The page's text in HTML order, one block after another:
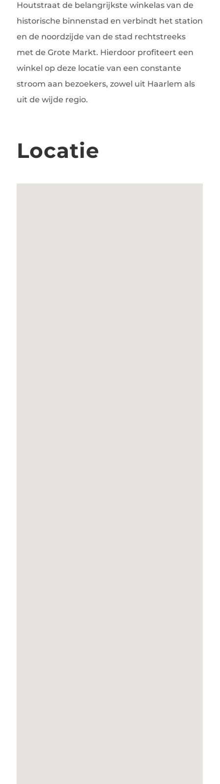
Houtstraat de belangrijkste winkelas van de
historische binnenstad en verbindt het station
en de noordzijde van de stad rechtstreeks
met de Grote Markt. Hierdoor profiteert een
winkel op deze locatie van een constante
stroom aan bezoekers, zowel uit Haarlem als
uit de wijde regio.
Locatie